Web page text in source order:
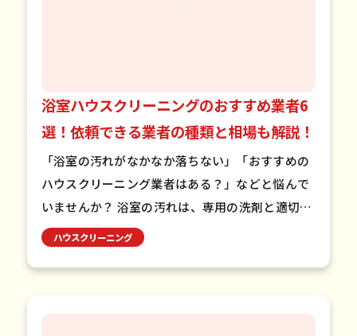
浴室ハウスクリーニングのおすすめ業者6
選！依頼できる業者の種類と相場も解説！
「浴室の汚れがなかなか落ちない」「おすすめの
ハウスクリーニング業者はある？」などと悩んで
いませんか？ 浴室の汚れは、専用の洗剤と適切な
掃除方法で効果的に落とすことができます。頑固
ハウスクリーニング